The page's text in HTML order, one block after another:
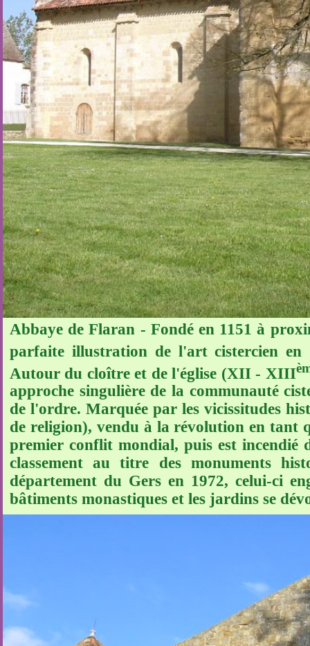
Abbaye de Flaran - Fondé en 1151 à
parfaite illustration de l'art cistercien en
Autour du cloître et de l'église (XII - XIII
approche singulière de la communauté
de l'ordre. Marquée par les vicissitudes
de religion), vendu à la révolution en tant
premier conflit mondial, puis est incendié
classement au titre des monuments
département du Gers en 1972, celui-ci
bâtiments monastiques et les jardins se